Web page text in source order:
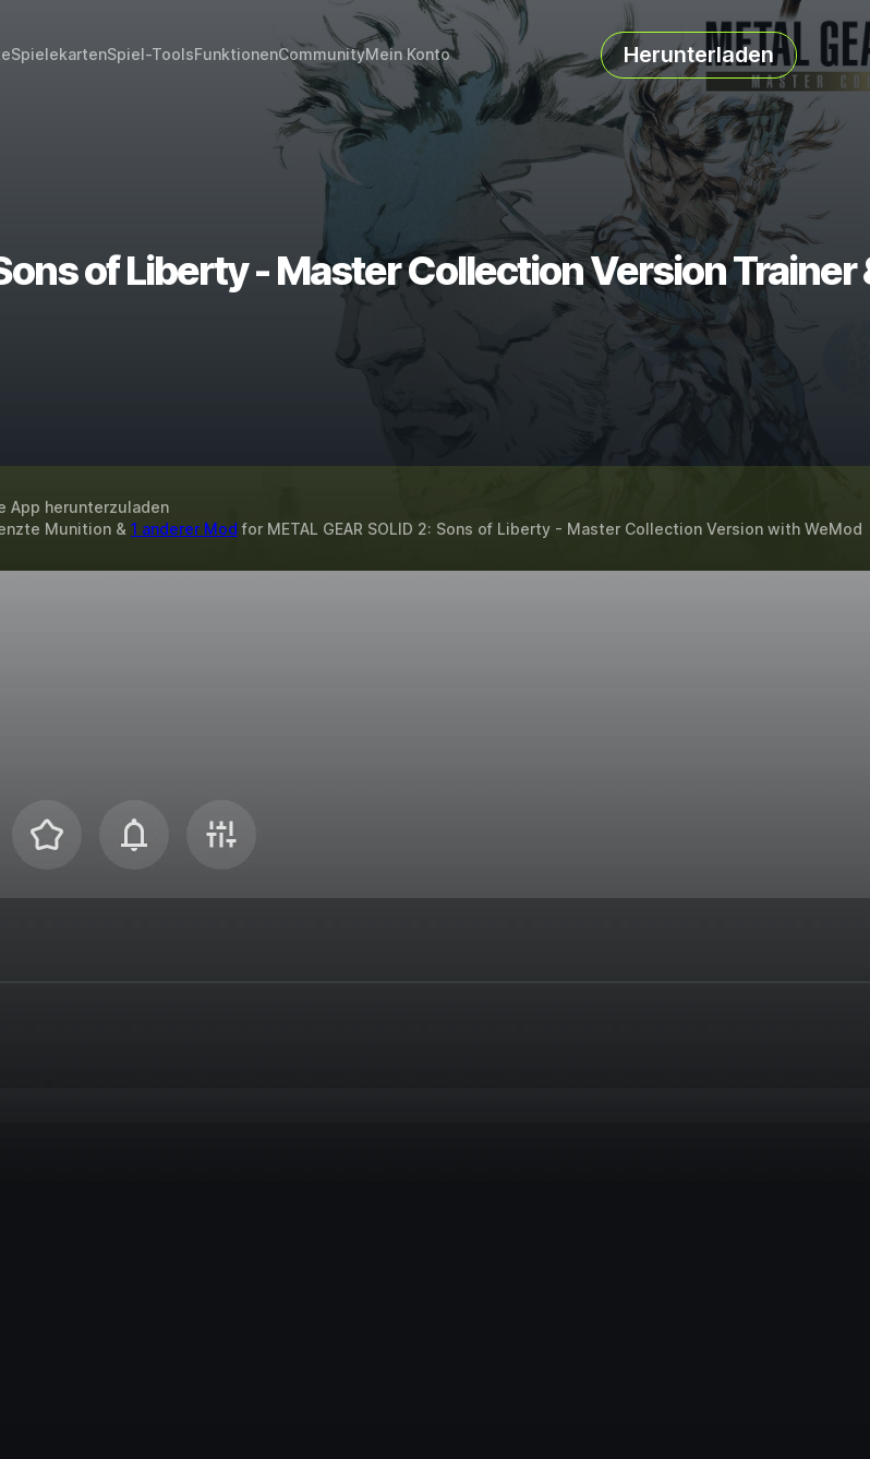
SpielekartenSpiel-ToolsFunktionenCommunityMein Konto Herunterladen
of Liberty - Master Collection Version Trainer
App herunterzuladen
Munition & 1 anderer Mod for METAL GEAR SOLID 2: Sons of Liberty - Master Collection Version with WeMod